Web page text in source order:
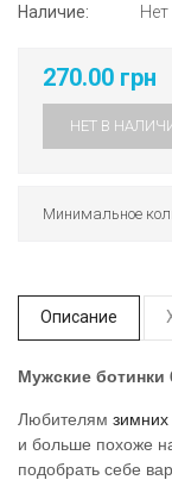
Наличие:
Нет
270.00 грн
НЕТ В
Минимальное
Описание
Мужские ботинки
Любителям зимних
и больше похоже
подобрать себе